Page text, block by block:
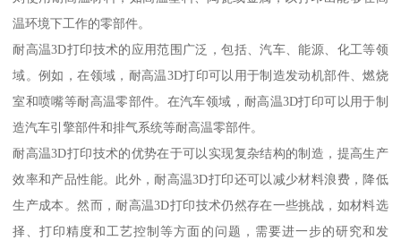
温环境下工作的零部件。
耐高温3D打印技术的应用范围广泛，包括、汽车、能源、化工等领
域。例如，在领域，耐高温3D打印可以用于制造发动机部件、燃烧
室和喷嘴等耐高温零部件。在汽车领域，耐高温3D打印可以用于制
造汽车引擎部件和排气系统等耐高温零部件。
耐高温3D打印技术的优势在于可以实现复杂结构的制造，提高生产
效率和产品性能。此外，耐高温3D打印还可以减少材料浪费，降低
生产成本。然而，耐高温3D打印技术仍然存在一些挑战，如材料选
择、打印精度和工艺控制等方面的问题，需要进一步的研究和发